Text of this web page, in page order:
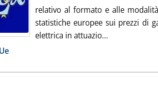
relativo al formato e alle
statistiche europee sui prezzi di
elettrica in attuazio...
alla notizia